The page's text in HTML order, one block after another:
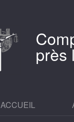
près
ACCUEIL